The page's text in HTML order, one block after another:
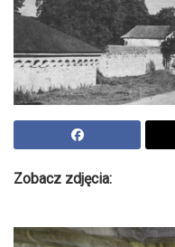
Zobacz zdjęcia: